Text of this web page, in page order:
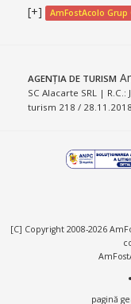
[+] AmFostAcolo
AGENȚIA DE TURISM
SC Alacarte SRL |
turism 218 / 28.11.2018
[C] Copyright 2008-2026
pagină